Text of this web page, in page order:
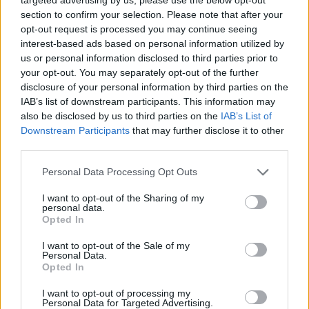
section to confirm your selection. Please note that after your
opt-out request is processed you may continue seeing
interest-based ads based on personal information utilized by
us or personal information disclosed to third parties prior to
your opt-out. You may separately opt-out of the further
disclosure of your personal information by third parties on the
IAB’s list of downstream participants. This information may
also be disclosed by us to third parties on the IAB’s List of
Downstream Participants that may further disclose it to other
Please note that this website/app uses one or more Google
not limited to your visit or usage behaviour. You may click to
grant or deny consent to Google and its third-party tags to
use your data for below specified purposes in below Google
consent section.
Personal Data Processing Opt Outs
I want to opt-out of the Sharing of my
personal data.
Opted In
I want to opt-out of the Sale of my
Personal Data.
Opted In
I want to opt-out of processing my
Personal Data for Targeted Advertising.
Pittsburghcímű kötete (amely egyben Chabon
diplomamunkája is volt) Art Bechstein kalandjairól mesél,
melynek során a friss diplomás fiatalember először intim
viszonyba kerül egy fiúval, aztán egy lánnyal, majd megint az
erősebb nemmel és újra a gyengébbikkel is. A bizonytalan
szexuális orientációjú Bechsteint Ben Foster öccseJon
Fosteralakítja, de láthatjuk a produkcióbanNick Nolte-t,
Peter Sarsgaard-t,Mena Suvarit ésSienna Millert is.
Phoebe in Wonderland
ben a Diótörő miatt nemrég
hazánkban járt Elle Fanning
nek gyűlik meg a baja a világgal,
betartani a szabályokat, egyedül csak a
Patricia Clarkson
megformálta tanár néni képes rá hatni. A kis Phoebe a
Pullmanés Felicity Huffmanalakította szülőket kergeti az